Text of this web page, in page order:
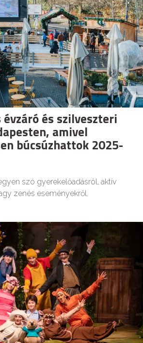
és szilveszteri
amivel
búcsúzhattok 2025-
szó gyerekelőadásról, aktív
zenés eseményekről.